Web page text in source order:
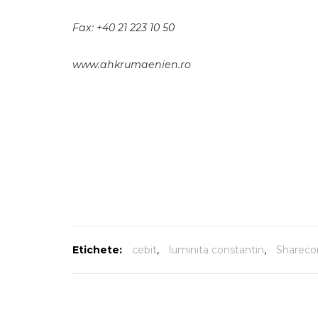
Fax: +40 21 223 10 50
www.ahkrumaenien.ro
Etichete: cebit, luminita constantin,